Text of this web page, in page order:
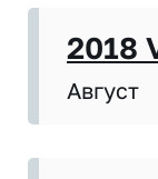
2018
Август